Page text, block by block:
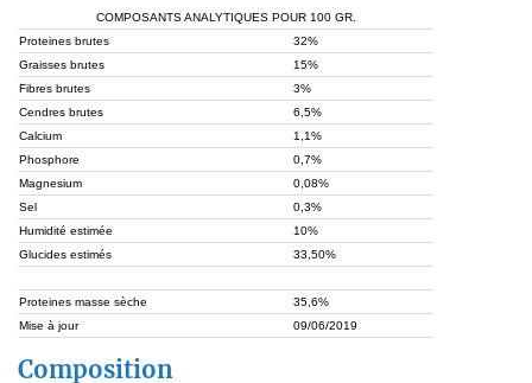
COMPOSANTS ANALYTIQUES POUR 100 GR.
Proteines brutes
32%
Graisses brutes
15%
Fibres brutes
3%
Cendres brutes
6,5%
Calcium
1,1%
Phosphore
0,7%
Magnesium
0,08%
Sel
0,3%
Humidité estimée
10%
Glucides estimés
33,50%
Proteines masse sèche
35,6%
Mise à jour
09/06/2019
Composition